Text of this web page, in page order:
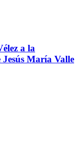
a la
María Valle